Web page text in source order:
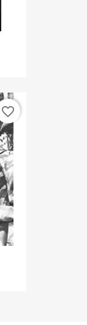
favorite_border